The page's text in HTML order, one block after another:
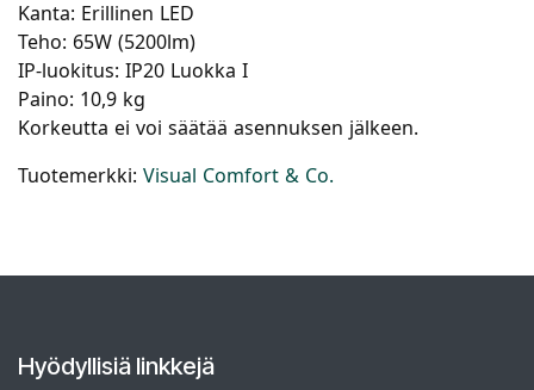
Kanta: Erillinen LED
Teho: 65W (5200lm)
IP-luokitus: IP20 Luokka I
Paino: 10,9 kg
Korkeutta ei voi säätää asennuksen jälkeen.
Tuotemerkki: Visual Comfort & Co.
Hyödyllisiä linkkejä